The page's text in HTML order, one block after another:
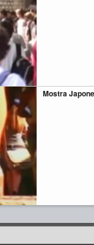
Mostra